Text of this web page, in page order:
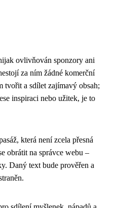
ovlivňován sponzory ani
za ním žádné komerční
tvořit a sdílet zajímavý obsah;
inspiraci nebo užitek, je to
která není zcela přesná
obrátit na správce webu –
Daný text bude prověřen a